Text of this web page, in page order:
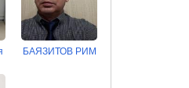
БАЯЗИТОВ РИМ